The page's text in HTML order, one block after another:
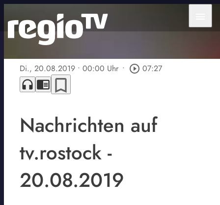
Di., 20.08.2019 • 00:00 Uhr • play_circle_outline 07:27
headphones chrome_reader_mode bookmark_border
Nachrichten auf
tv.rostock -
20.08.2019